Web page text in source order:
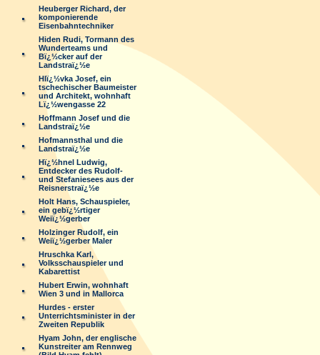
Heuberger Richard, der
komponierende
Eisenbahntechniker
Hiden Rudi, Tormann des
Wunderteams und
Bï¿½cker auf der
Landstraï¿½e
Hlï¿½vka Josef, ein
tschechischer Baumeister
und Architekt, wohnhaft
Lï¿½wengasse 22
Hoffmann Josef und die
Landstraï¿½e
Hofmannsthal und die
Landstraï¿½e
Hï¿½hnel Ludwig,
Entdecker des Rudolf-
und Stefaniesees aus der
Reisnerstraï¿½e
Holt Hans, Schauspieler,
ein gebï¿½rtiger
Weiï¿½gerber
Holzinger Rudolf, ein
Weiï¿½gerber Maler
Hruschka Karl,
Volksschauspieler und
Kabarettist
Hubert Erwin, wohnhaft
Wien 3 und in Mallorca
Hurdes - erster
Unterrichtsminister in der
Zweiten Republik
Hyam John, der englische
Kunstreiter am Rennweg